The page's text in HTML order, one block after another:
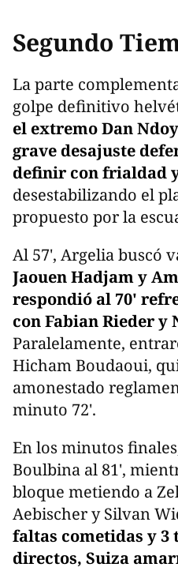
Segundo
La parte
golpe definitivo
el extremo Dan
grave desajuste
definir con frialdad
desestabilizando el
propuesto por la
Al 57', Argelia buscó
Jaouen Hadjam y
respondió al 70'
con Fabian Rieder y
Paralelamente,
Hicham Boudaoui,
amonestado
minuto 72'.
En los minutos
Boulbina al 81',
bloque metiendo a
Aebischer y Silvan
faltas cometidas y 3
directos, Suiza